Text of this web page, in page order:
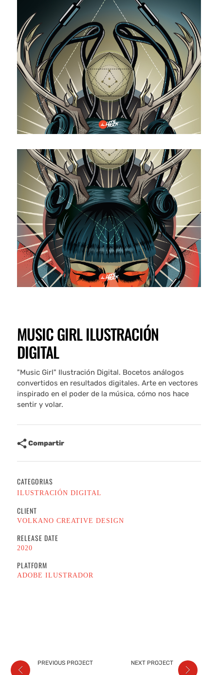
MUSIC GIRL ILUSTRACIÓN
DIGITAL
"Music Girl" Ilustración Digital. Bocetos análogos
convertidos en resultados digitales. Arte en vectores
inspirado en el poder de la música, cómo nos hace
sentir y volar.
Compartir
CATEGORIAS
ILUSTRACIÓN DIGITAL
CLIENT
VOLKANO CREATIVE DESIGN
RELEASE DATE
2020
PLATFORM
ADOBE ILUSTRADOR
PREVIOUS PROJECT NEXT PROJECT